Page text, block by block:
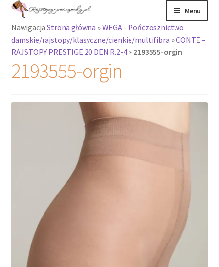
Przejdź
nawigacji
Przejdź
treści
Menu
Rajstopy
Rozwiń
menu
potomne
Nawigacja Strona główna »WEGA - Pończosznictwo
damskie/rajstopy/klasyczne/cienkie/multifibra »CONTE –
RAJSTOPY PRESTIGE 20 DEN R.2-4» 2193555-orgin
2193555-orgin